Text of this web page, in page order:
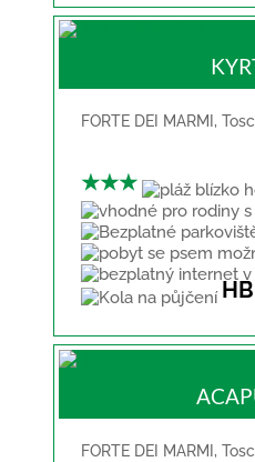
FORTE DEI MARMI ,
★★★
HB
FORTE DEI MARMI ,